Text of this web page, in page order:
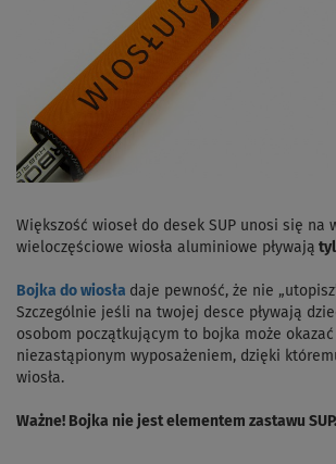
Większość wioseł do desek SUP unosi się na
wieloczęściowe wiosła aluminiowe pływają
Bojka do wiosła daje pewność, że nie
Szczególnie jeśli na twojej desce pływają
osobom początkującym to bojka może
niezastąpionym wyposażeniem, dzięki
wiosła.
Ważne! Bojka nie jest elementem zastawu SUP.